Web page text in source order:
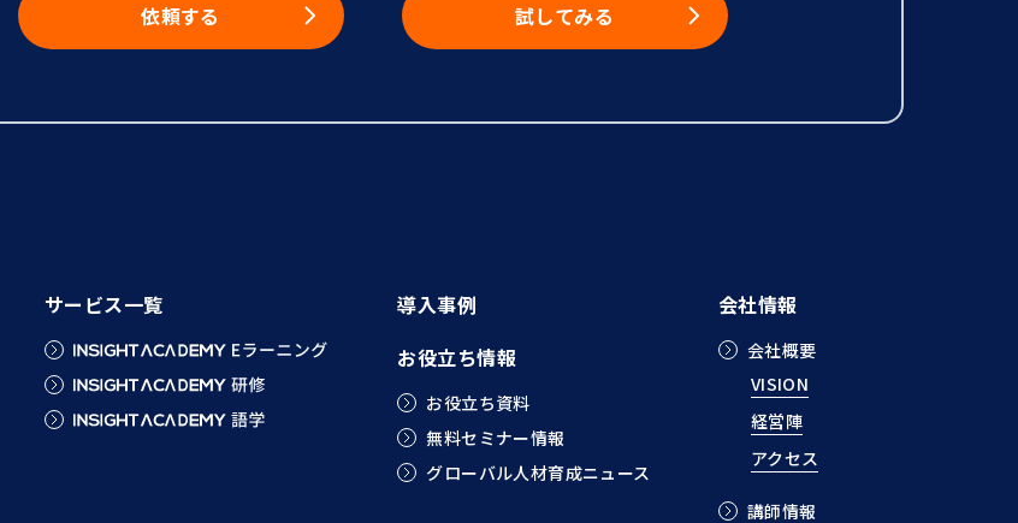
依頼する 試してみる
サービス一覧
導入事例
お役立ち情報
お役立ち資料
無料セミナー情報
グローバル人材育成ニュース
会社情報
会社概要
VISION
経営陣
アクセス
講師情報